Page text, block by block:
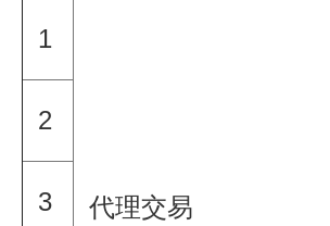
1
代理交易
2
3